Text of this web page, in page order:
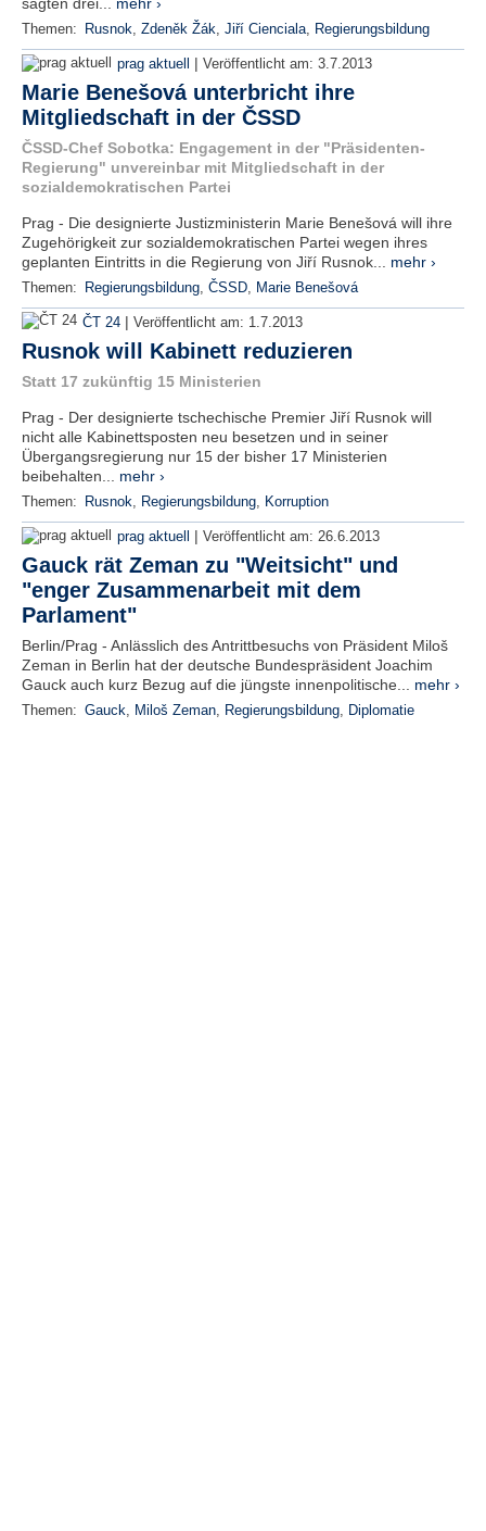
Themen: Rusnok, Zdeněk Žák, Jiří Cienciala, Regierungsbildung
prag aktuell | Veröffentlicht am: 3.7.2013
Marie Benešová unterbricht ihre
Mitgliedschaft in der ČSSD
ČSSD-Chef Sobotka: Engagement in der "Präsidenten-
Regierung" unvereinbar mit Mitgliedschaft in der
sozialdemokratischen Partei
Prag - Die designierte Justizministerin Marie Benešová will ihre
Zugehörigkeit zur sozialdemokratischen Partei wegen ihres
geplanten Eintritts in die Regierung von Jiří Rusnok... mehr ›
Themen: Regierungsbildung, ČSSD, Marie Benešová
ČT 24 | Veröffentlicht am: 1.7.2013
Rusnok will Kabinett reduzieren
Statt 17 zukünftig 15 Ministerien
Prag - Der designierte tschechische Premier Jiří Rusnok will
nicht alle Kabinettsposten neu besetzen und in seiner
Übergangsregierung nur 15 der bisher 17 Ministerien
beibehalten... mehr ›
Themen: Rusnok, Regierungsbildung, Korruption
prag aktuell | Veröffentlicht am: 26.6.2013
Gauck rät Zeman zu "Weitsicht" und
"enger Zusammenarbeit mit dem
Parlament"
Berlin/Prag - Anlässlich des Antrittbesuchs von Präsident Miloš
Zeman in Berlin hat der deutsche Bundespräsident Joachim
Gauck auch kurz Bezug auf die jüngste innenpolitische... mehr ›
Themen: Gauck, Miloš Zeman, Regierungsbildung, Diplomatie